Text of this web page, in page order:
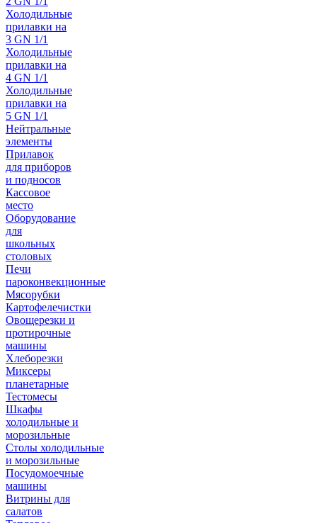
Холодильные
прилавки на
3 GN 1/1
Холодильные
прилавки на
4 GN 1/1
Холодильные
прилавки на
5 GN 1/1
Нейтральные
элементы
Прилавок
для приборов
и подносов
Кассовое
место
Оборудование
для
школьных
столовых
Печи
пароконвекционные
Мясорубки
Картофелечистки
Овощерезки и
протирочные
машины
Хлеборезки
Миксеры
планетарные
Тестомесы
Шкафы
холодильные и
морозильные
Столы холодильные
и морозильные
Посудомоечные
машины
Витрины для
салатов